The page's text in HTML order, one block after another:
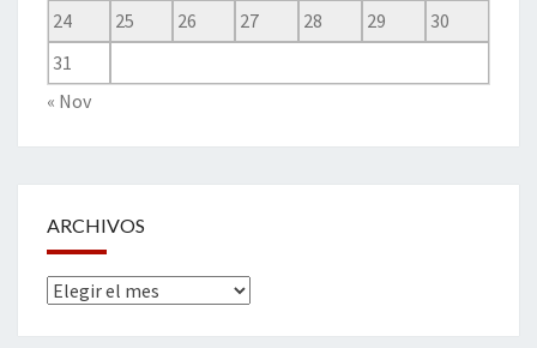
24
25 26 27 28 29
30
31
« Nov
ARCHIVOS
Archivos